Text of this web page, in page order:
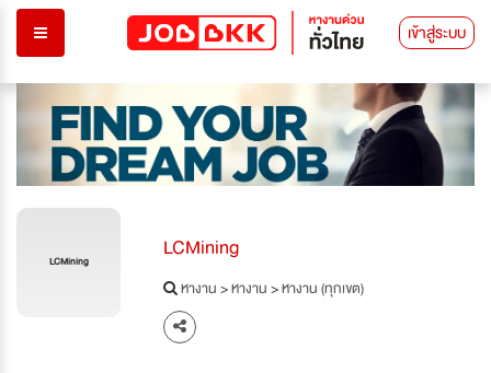
เข้าสู่ระบบ
LCMining LCMining
หางาน>หางาน>หางาน (ทุกเขต)